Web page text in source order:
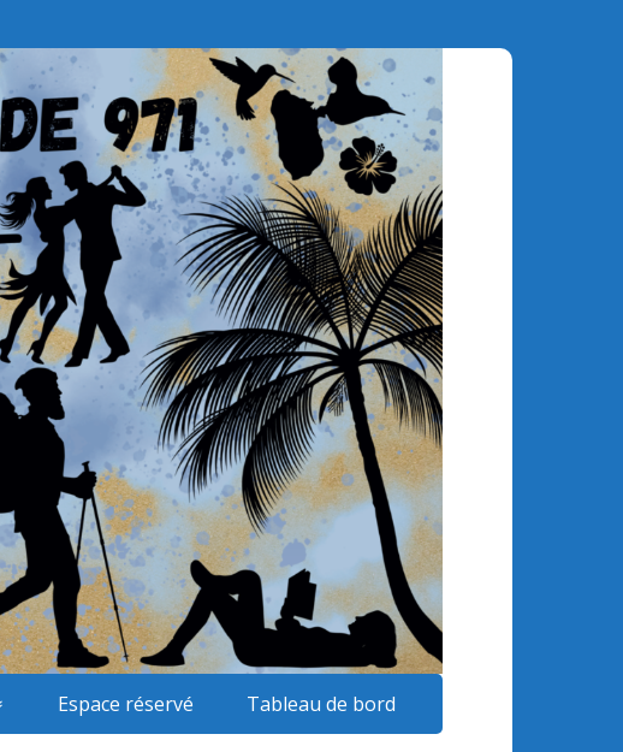
Espace réservé Tableau de bord